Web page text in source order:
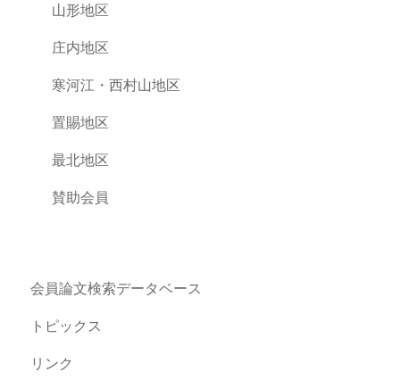
山形地区
庄内地区
寒河江・西村山地区
置賜地区
最北地区
賛助会員
会員論文検索データベース
トピックス
リンク